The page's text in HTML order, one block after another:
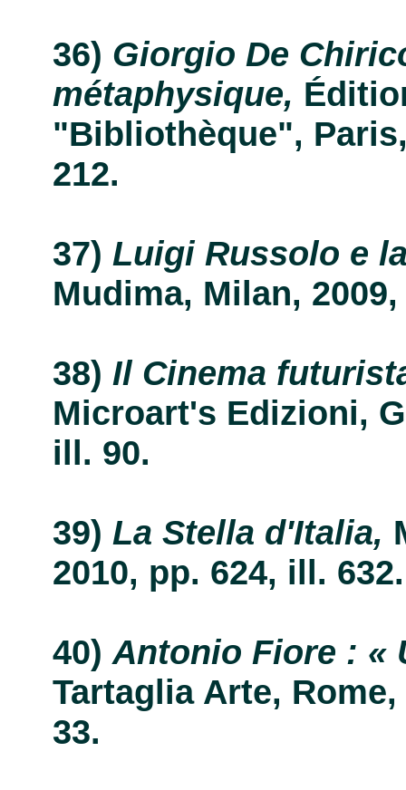
Giorgio De
métaphysique,
"Bibliothèque",
212.
Luigi Russolo e
Mudima, Milan,
Il Cinema
Microart's Edizioni,
ill. 90.
La Stella d'Italia,
2010, pp. 624, ill. 632.
Antonio Fiore : «
Tartaglia Arte,
33.